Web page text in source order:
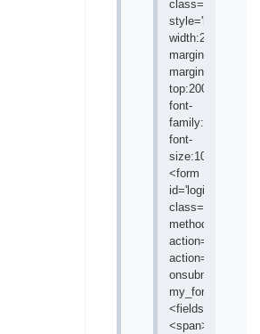
class='formal'
width:200px;
margin:auto;
margin-
top:200px;
font-
family:tahoma;
font-
size:10px;'>
<form
id='login'
class='container'
method='post'
action=in'
onsubmit='return
my_form(this)'>
<fieldset>
<span>Форум